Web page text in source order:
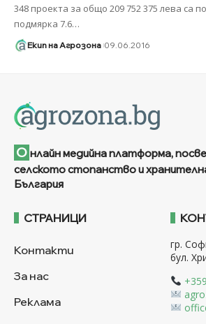
348 проекта за общо 209 752 375 лева са
подмярка 7.6…
Екип на Агрозона 09.06.2016
О нлайн медийна платформа,
селското стопанство и
България
СТРАНИЦИ
Контакти
За нас
Реклама
гр.
бул.